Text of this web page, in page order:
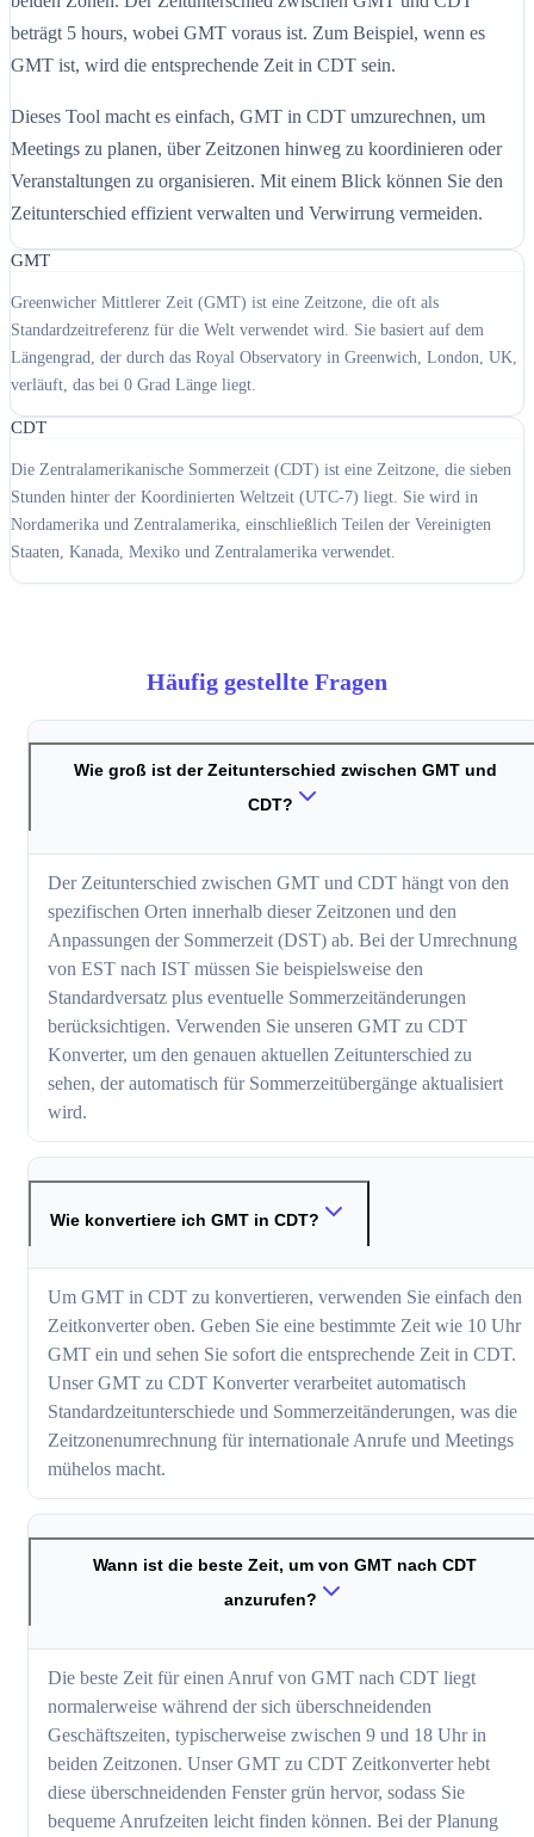
beträgt 5 hours, wobei GMT voraus ist. Zum Beispiel, wenn es
GMT ist, wird die entsprechende Zeit in CDT sein.
Dieses Tool macht es einfach, GMT in CDT umzurechnen, um
Meetings zu planen, über Zeitzonen hinweg zu koordinieren oder
Veranstaltungen zu organisieren. Mit einem Blick können Sie den
Zeitunterschied effizient verwalten und Verwirrung vermeiden.
GMT
Greenwicher Mittlerer Zeit (GMT) ist eine Zeitzone, die oft als
Standardzeitreferenz für die Welt verwendet wird. Sie basiert auf dem
Längengrad, der durch das Royal Observatory in Greenwich, London, UK,
verläuft, das bei 0 Grad Länge liegt.
CDT
Die Zentralamerikanische Sommerzeit (CDT) ist eine Zeitzone, die sieben
Stunden hinter der Koordinierten Weltzeit (UTC-7) liegt. Sie wird in
Nordamerika und Zentralamerika, einschließlich Teilen der Vereinigten
Staaten, Kanada, Mexiko und Zentralamerika verwendet.
Häufig gestellte Fragen
Wie groß ist der Zeitunterschied zwischen GMT und
CDT?
Der Zeitunterschied zwischen GMT und CDT hängt von den
spezifischen Orten innerhalb dieser Zeitzonen und den
Anpassungen der Sommerzeit (DST) ab. Bei der Umrechnung
von EST nach IST müssen Sie beispielsweise den
Standardversatz plus eventuelle Sommerzeitänderungen
berücksichtigen. Verwenden Sie unseren GMT zu CDT
Konverter, um den genauen aktuellen Zeitunterschied zu
sehen, der automatisch für Sommerzeitübergänge aktualisiert
wird.
Wie konvertiere ich GMT in CDT?
Um GMT in CDT zu konvertieren, verwenden Sie einfach den
Zeitkonverter oben. Geben Sie eine bestimmte Zeit wie 10 Uhr
GMT ein und sehen Sie sofort die entsprechende Zeit in CDT.
Unser GMT zu CDT Konverter verarbeitet automatisch
Standardzeitunterschiede und Sommerzeitänderungen, was die
Zeitzonenumrechnung für internationale Anrufe und Meetings
mühelos macht.
Wann ist die beste Zeit, um von GMT nach CDT
anzurufen?
Die beste Zeit für einen Anruf von GMT nach CDT liegt
normalerweise während der sich überschneidenden
Geschäftszeiten, typischerweise zwischen 9 und 18 Uhr in
beiden Zeitzonen. Unser GMT zu CDT Zeitkonverter hebt
diese überschneidenden Fenster grün hervor, sodass Sie
bequeme Anrufzeiten leicht finden können. Bei der Planung